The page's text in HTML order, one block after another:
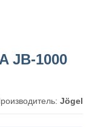
JB-1000
Jögel